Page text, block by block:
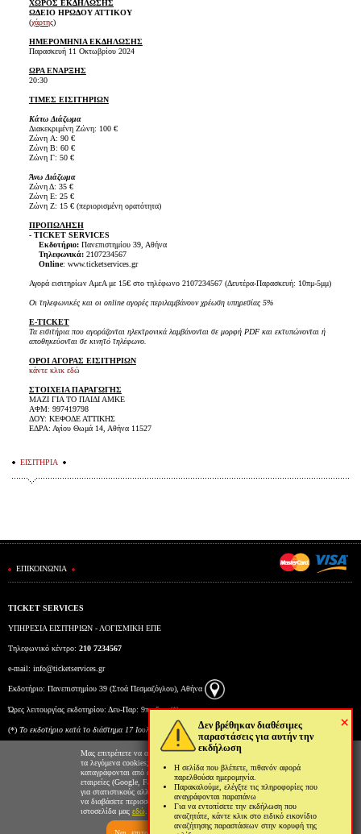
×
Δεν βρέθηκαν διαθέσιμες
παραστάσεις για αυτήν την
εκδήλωση
Η σελίδα που βλέπετε, πιθανόν αφορά
παρελθούσα ημερομηνία.
Παρακαλούμε, ελέγξτε τις πληροφορίες που
αναγράφονται παραπάνω
Για να εντοπίσετε την εκδήλωση που
αναζητάτε, κάντε κλικ στο ειδικό εικονίδιο
αναζήτησης παραστάσεων στην κορυφή της
ΧΩΡΟΣ ΕΚΔΗΛΩΣΗΣ
ΩΔΕΙΟ ΗΡΩΔΟΥ ΑΤΤΙΚΟΥ
(χάρτης)
ΗΜΕΡΟΜΗΝΙΑ ΕΚΔΗΛΩΣΗΣ
Παρασκευή 11 Οκτωβρίου 2024
ΩΡΑ ΕΝΑΡΞΗΣ
20:30
ΤΙΜΕΣ ΕΙΣΙΤΗΡΙΩΝ
Κάτω Διάζωμα
Διακεκριμένη Ζώνη: 100 €
Ζώνη A: 90 €
Ζώνη B: 60 €
Ζώνη Γ: 50 €
Άνω Διάζωμα
Ζώνη Δ: 35 €
Ζώνη Ε: 25 €
Ζώνη Ζ: 15 € (περιορισμένη ορατότητα)
ΠΡΟΠΩΛΗΣΗ
- TICKET SERVICES
Εκδοτήριο:Πανεπιστημίου 39, Αθήνα
Τηλεφωνικά:2107234567
Online: www.ticketservices.gr
Αγορά εισιτηρίων ΑμεΑ με 15€ στο τηλέφωνο 2107234567 (Δευτέρα-Παρασκευή: 10πμ-5μμ)
Οι τηλεφωνικές και οι online αγορές περιλαμβάνουν χρέωση υπηρεσίας 5%
E-TICKET
Τα εισιτήρια που αγοράζονται ηλεκτρονικά λαμβάνονται σε μορφή PDF και εκτυπώνονται ή
αποθηκεύονται σε κινητό τηλέφωνο.
ΟΡΟΙ ΑΓΟΡΑΣ ΕΙΣΙΤΗΡΙΩΝ
κάντε κλικ εδώ
ΣΤΟΙΧΕΙΑ ΠΑΡΑΓΩΓΗΣ
ΜΑΖΙ ΓΙΑ ΤΟ ΠΑΙΔΙ ΑΜΚΕ
ΑΦΜ: 997419798
ΔΟΥ: ΚΕΦΟΔΕ ΑΤΤΙΚΗΣ
ΕΔΡΑ: Αγίου Θωμά 14, Αθήνα 11527
ΕΙΣΙΤΗΡΙΑ
ΕΠΙΚΟΙΝΩΝΙΑ
TICKET SERVICES
ΥΠΗΡΕΣΙΑ ΕΙΣΙΤΗΡΙΩΝ - ΛΟΓΙΣΜΙΚΗ ΕΠΕ
Τηλεφωνικό κέντρο: 210 7234567
e-mail: info@ticketservices.gr
Εκδοτήριο: Πανεπιστημίου 39 (Στοά Πεσμαζόγλου), Αθήνα
Ώρες λειτουργίας εκδοτηρίου: Δευ-Παρ: 9πμ-5μμ (*)
(*) To εκδοτήριο κατά το διάστημα 17 Ιουλίου έως και 6 Αυγούστου θα λειτουργεί Δευτέρα έως
Παρασκευή από τις 10:00 έως τις 15:00.Μας επιτρέπετε να αποθηκεύουμε στον φυλλομετρητή σας
τα λεγόμενα cookies; Με αυτόν τον τρόπο θα
καταγράφονται από εμάς και τρίτες συνεργαζόμενες
εταιρείες (Google, Facebook κτλ) στοιχεία επισκεψιμότητας
για στατιστικούς αλλά και διαφημιστικούς λόγους. Μπορείτε
να διαβάσετε περισσότερα για την χρήση cookies από την
ιστοσελίδα μας εδώ